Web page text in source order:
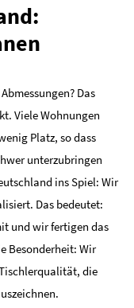
Das
Viele Wohnungen
Platz, so dass
unterzubringen
ins Spiel: Wir
Das bedeutet:
und wir fertigen das
Besonderheit: Wir
die